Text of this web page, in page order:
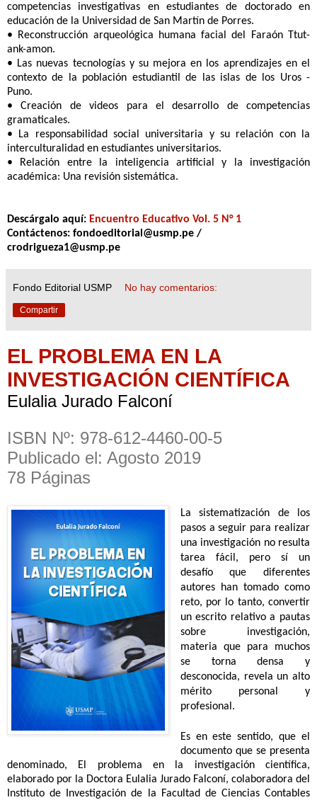
competencias investigativas en estudiantes de doctorado en
educación de la Universidad de San Martín de Porres.
• Reconstrucción arqueológica humana facial del Faraón Ttut-
ank-amon.
• Las nuevas tecnologías y su mejora en los aprendizajes en el
contexto de la población estudiantil de las islas de los Uros -
Puno.
• Creación de videos para el desarrollo de competencias
gramaticales.
• La responsabilidad social universitaria y su relación con la
interculturalidad en estudiantes universitarios.
• Relación entre la inteligencia artificial y la investigación
académica: Una revisión sistemática.
Descárgalo aquí: Encuentro Educativo Vol. 5 N° 1
Contáctenos: fondoeditorial@usmp.pe /
crodrigueza1@usmp.pe
Fondo Editorial USMP No hay comentarios:
Compartir
EL PROBLEMA EN LA
INVESTIGACIÓN CIENTÍFICA
Eulalia Jurado Falconí
ISBN Nº: 978-612-4460-00-5
Publicado el: Agosto 2019
78 Páginas
La sistematización de los
pasos a seguir para realizar
una investigación no resulta
tarea fácil, pero sí un
desafío que diferentes
autores han tomado como
reto, por lo tanto, convertir
un escrito relativo a pautas
sobre investigación,
materia que para muchos
se torna densa y
desconocida, revela un alto
mérito personal y
profesional.
Es en este sentido, que el
documento que se presenta
denominado, El problema en la investigación científica,
elaborado por la Doctora Eulalia Jurado Falconí, colaboradora del
Instituto de Investigación de la Facultad de Ciencias Contables